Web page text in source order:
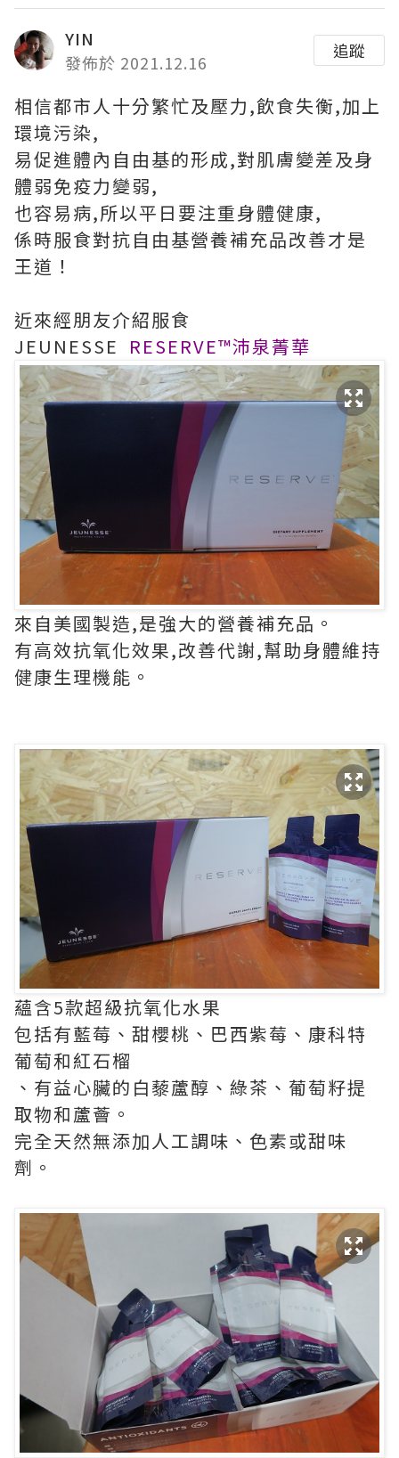
YIN
發佈於 2021.12.16
追蹤
相信都市人十分繁忙及壓力,飲食失衡,加上
環境污染,
易促進體內自由基的形成,對肌膚變差及身
體弱免疫力變弱,
也容易病,所以平日要注重身體健康,
係時服食對抗自由基營養補充品改善才是
王道！
近來經朋友介紹服食
JEUNESSE RESERVE™沛泉菁華
來自美國製造,是強大的營養補充品。
有高效抗氧化效果,改善代謝,幫助身體維持
健康生理機能。
蘊含5款超級抗氧化水果
包括有藍莓、甜櫻桃、巴西紫莓、康科特
葡萄和紅石榴
、有益心臟的白藜蘆醇、綠茶、葡萄籽提
取物和蘆薈。
完全天然無添加人工調味、色素或甜味
劑。